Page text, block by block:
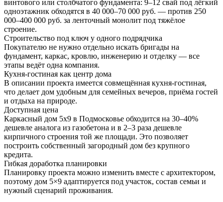
винтового или столбчатого фундамента: 9–12 свай под лёгкий
одноэтажник обходятся в 40 000–70 000 руб. — против 250
000–400 000 руб. за ленточный монолит под тяжёлое
строение.
Строительство под ключ у одного подрядчика
Покупателю не нужно отдельно искать бригады на
фундамент, каркас, кровлю, инженерию и отделку — все
этапы ведёт одна компания.
Кухня-гостиная как центр дома
В описании проекта имеется совмещённая кухня-гостиная,
что делает дом удобным для семейных вечеров, приёма гостей
и отдыха на природе.
Доступная цена
Каркасный дом 5х9 в Подмосковье обходится на 30–40%
дешевле аналога из газобетона и в 2–3 раза дешевле
кирпичного строения той же площади. Это позволяет
построить собственный загородный дом без крупного
кредита.
Гибкая доработка планировки
Планировку проекта можно изменить вместе с архитектором,
поэтому дом 5×9 адаптируется под участок, состав семьи и
нужный сценарий проживания.